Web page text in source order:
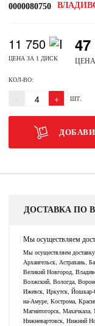
0000080750
11 750
ЦЕНА ЗА 1 ДИСК
47
КОЛ-ВО:
- + ШТ.
ДОСТАВКА ПО
Мы осуществляем
Мы осуществляем
Архангельск, Астрахань,
Великий Новгород,
Волжский, Вологда,
Ижевск, Иркутск,
на-Амуре, Кострома,
Магнитогорск,
Нижневартовск, Нижний